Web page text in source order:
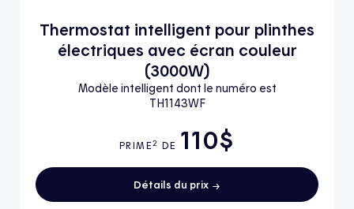
Thermostat intelligent pour plinthes
électriques avec écran couleur
(3000W)
Modèle intelligent dont le numéro est
TH1143WF
PRIME2 DE 110$
Détails du prix